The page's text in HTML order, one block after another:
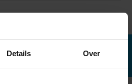
Details Over